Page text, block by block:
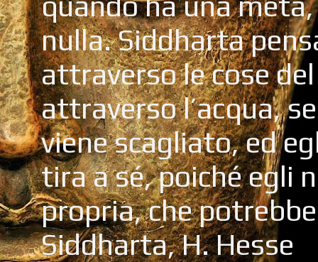
nulla. Siddharta
attraverso le cose
attraverso l’acqua,
viene scagliato, ed
tira a sé, poiché egli
propria, che
Siddharta, H. Hesse